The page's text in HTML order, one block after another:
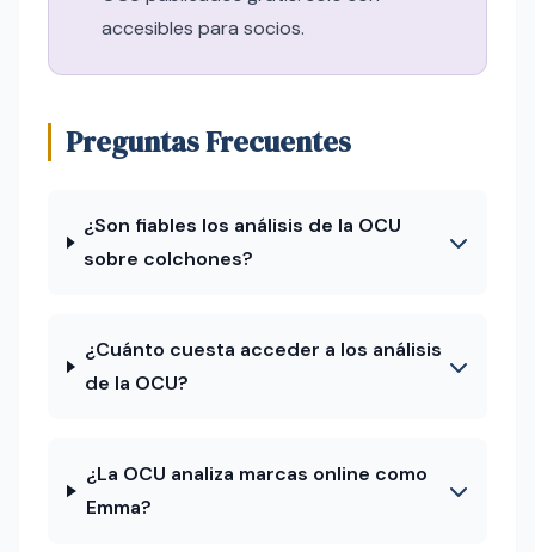
accesibles para socios.
Preguntas Frecuentes
¿Son fiables los análisis de la OCU
sobre colchones?
¿Cuánto cuesta acceder a los análisis
de la OCU?
¿La OCU analiza marcas online como
Emma?